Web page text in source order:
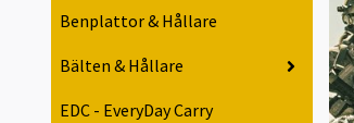
Benplattor & Hållare
Bälten & Hållare
EDC - EveryDay Carry